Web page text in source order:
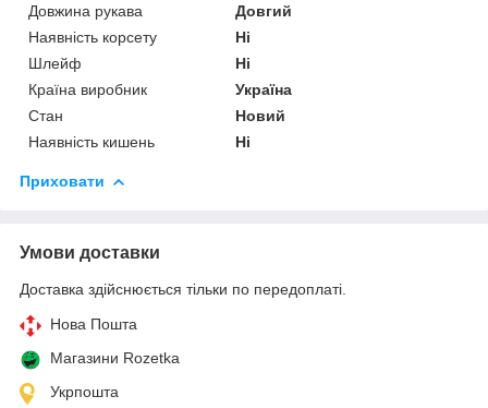
Довжина рукава
Довгий
Наявність корсету
Ні
Шлейф
Ні
Країна виробник
Україна
Стан
Новий
Наявність кишень
Ні
Приховати
Умови доставки
Доставка здійснюється тільки по передоплаті.
Нова Пошта
Магазини Rozetka
Укрпошта